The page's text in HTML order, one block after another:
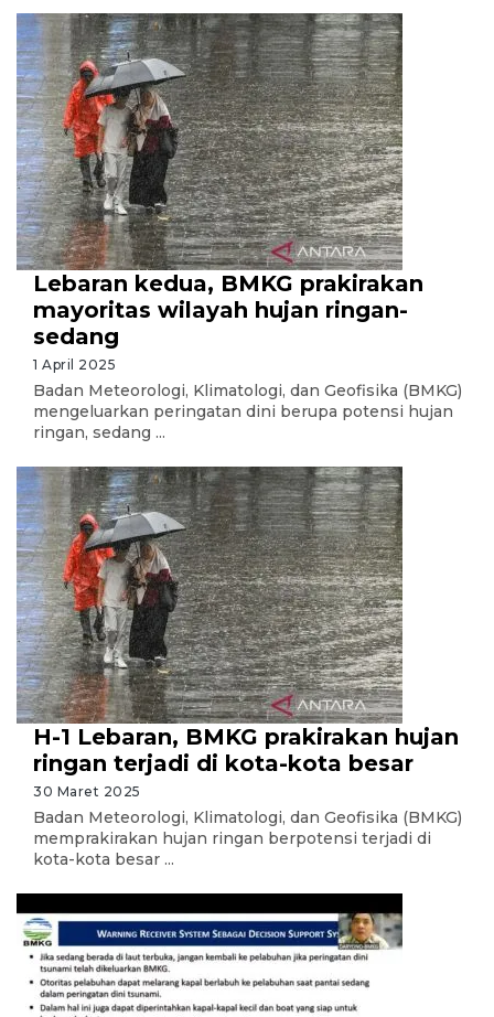
Lebaran kedua, BMKG prakirakan
mayoritas wilayah hujan ringan-
sedang
1 April 2025
Badan Meteorologi, Klimatologi, dan Geofisika (BMKG)
mengeluarkan peringatan dini berupa potensi hujan
ringan, sedang ...
H-1 Lebaran, BMKG prakirakan hujan
ringan terjadi di kota-kota besar
30 Maret 2025
Badan Meteorologi, Klimatologi, dan Geofisika (BMKG)
memprakirakan hujan ringan berpotensi terjadi di
kota-kota besar ...